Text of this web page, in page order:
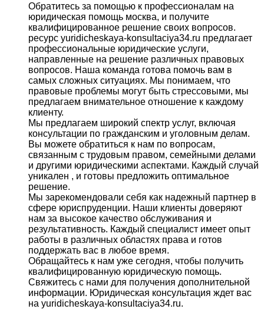
Обратитесь за помощью к профессионалам на
юридическая помощь москва, и получите
квалифицированное решение своих вопросов.
ресурс yuridicheskaya-konsultaciya34.ru предлагает
профессиональные юридические услуги,
направленные на решение различных правовых
вопросов. Наша команда готова помочь вам в
самых сложных ситуациях. Мы понимаем, что
правовые проблемы могут быть стрессовыми, мы
предлагаем внимательное отношение к каждому
клиенту.
Мы предлагаем широкий спектр услуг, включая
консультации по гражданским и уголовным делам.
Вы можете обратиться к нам по вопросам,
связанным с трудовым правом, семейными делами
и другими юридическими аспектами. Каждый случай
уникален , и готовы предложить оптимальное
решение.
Мы зарекомендовали себя как надежный партнер в
сфере юриспруденции. Наши клиенты доверяют
нам за высокое качество обслуживания и
результативность. Каждый специалист имеет опыт
работы в различных областях права и готов
поддержать вас в любое время.
Обращайтесь к нам уже сегодня, чтобы получить
квалифицированную юридическую помощь.
Свяжитесь с нами для получения дополнительной
информации. Юридическая консультация ждет вас
на yuridicheskaya-konsultaciya34.ru.